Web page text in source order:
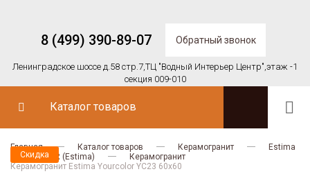
8 (499) 390-89-07 Обратный звонок
Ленинградское шоссе д.58 стр.7,ТЦ "Водный Интерьер Центр",этаж -1
секция 009-010
Каталог товаров
Главная Каталог товаров Керамогранит
Estima
YOURCOLOR (Estima)
Керамогранит
Керамогранит Estima​ Yourcolor YC23 60x60
Скидка